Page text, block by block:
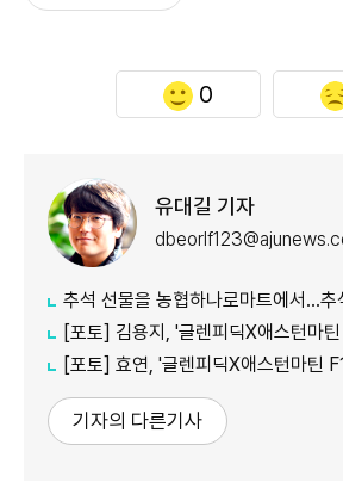
0
유대길 기자
추석 선물을 농협하나로마트에서…추석 선
[포토] 김용지, '글렌피딕X애스턴마틴 F1 팝업
[포토] 효연, '글렌피딕X애스턴마틴 F1 팝업
기자의 다른기사